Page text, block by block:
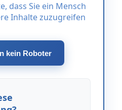
dass Sie ein Mensch
Inhalte zuzugreifen
kein Roboter